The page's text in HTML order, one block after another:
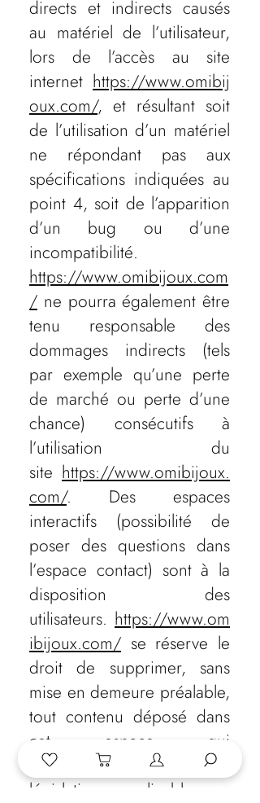
directs et indirects causés
au matériel de l’utilisateur,
lors de l’accès au site
internet https://www.omibij
oux.com/, et résultant soit
de l’utilisation d’un matériel
ne répondant pas aux
spécifications indiquées au
point 4, soit de l’apparition
d’un bug ou d’une
incompatibilité.
https://www.omibijoux.com
/ ne pourra également être
tenu responsable des
dommages indirects (tels
par exemple qu’une perte
de marché ou perte d’une
chance) consécutifs à
l’utilisation du
site https://www.omibijoux.
com/. Des espaces
interactifs (possibilité de
poser des questions dans
l’espace contact) sont à la
disposition des
utilisateurs. https://www.om
ibijoux.com/ se réserve le
droit de supprimer, sans
mise en demeure préalable,
tout contenu déposé dans
cet espace qui
contreviendrait à la
législation applicable en